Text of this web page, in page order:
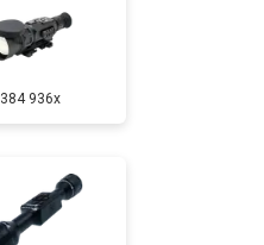
384 936x